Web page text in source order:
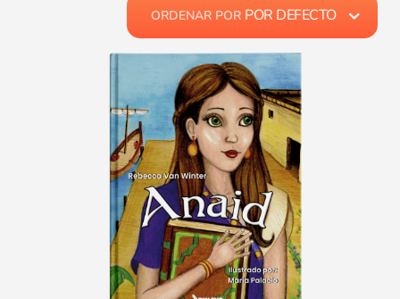
ORDENAR POR POR DEFECTO